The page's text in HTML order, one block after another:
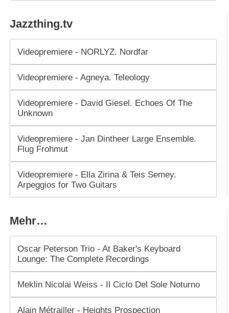
Jazzthing.tv
Videopremiere - NORLYZ. Nordfar
Videopremiere - Agneya. Teleology
Videopremiere - David Giesel. Echoes Of The
Unknown
Videopremiere - Jan Dintheer Large Ensemble.
Flug Frohmut
Videopremiere - Ella Zirina & Teis Semey.
Arpeggios for Two Guitars
Mehr…
Oscar Peterson Trio - At Baker's Keyboard
Lounge: The Complete Recordings
Meklin Nicolai Weiss - Il Ciclo Del Sole Noturno
Alain Métrailler - Heights Prospection